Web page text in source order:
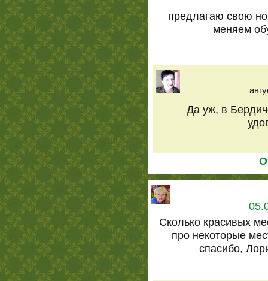
предлагаю свою
меняем
Да уж, в
Сколько красивых
про некоторые
спасибо,